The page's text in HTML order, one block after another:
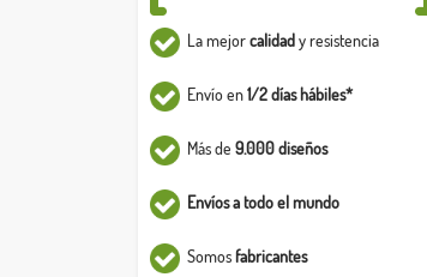
La mejorcalidady resistencia
Envío en1/2 días hábiles*
Más de 9.000 diseños
Envíos a todo el mundo
Somosfabricantes